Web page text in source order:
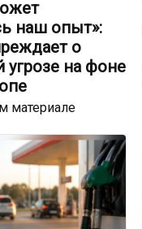
наш опыт»:
о
угрозе на фоне
материале